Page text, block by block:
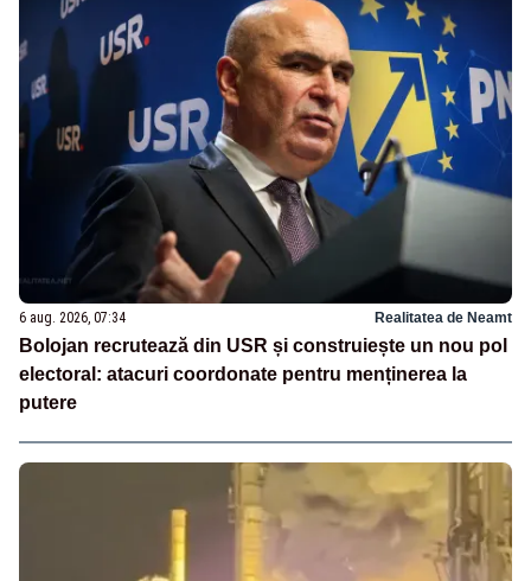
6 aug. 2026, 07:34 Realitatea de Neamt
Bolojan recrutează din USR și construiește un nou pol
electoral: atacuri coordonate pentru menținerea la
putere